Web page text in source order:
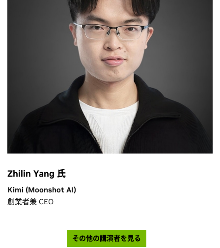
Zhilin Yang 氏
Kimi (Moonshot AI)
創業者兼 CEO
その他の講演者を見る